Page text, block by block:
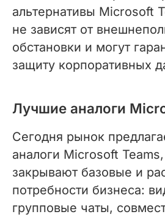
альтернативы Microsoft
не зависят от
обстановки и могут
защиту корпоративных
Лучшие аналоги
Сегодня рынок
аналоги Microsoft
закрывают базовые и
потребности бизнеса:
групповые чаты,